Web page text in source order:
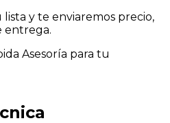
y te enviaremos precio,
entrega.
Asesoría para tu